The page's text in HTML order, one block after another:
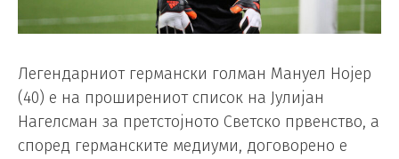
Легендарниот германски голман Мануел Нојер
(40) е на проширениот список на Јулијан
Нагелсман за претстојното Светско првенство, а
според германските медиуми, договорено е